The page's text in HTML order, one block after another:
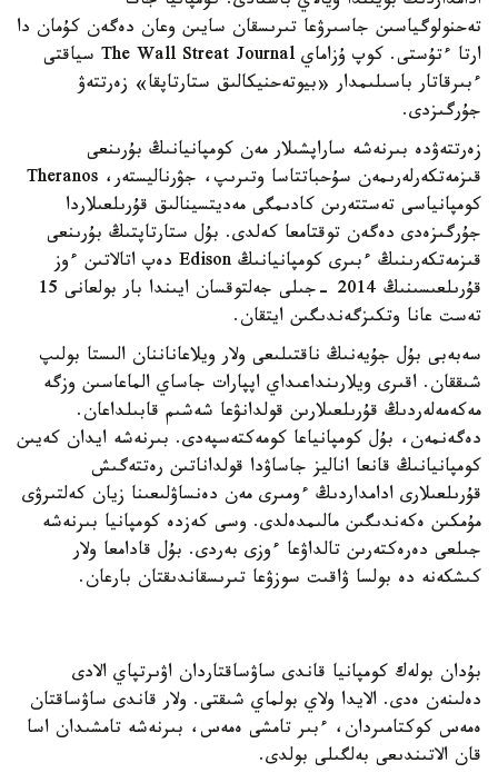
تەحنولوگياسىن جاسىرۋعا تىرىسقان سايىن وعان دەگەن كۇمان دا
ارتا ءتۇستى. كوپ ۇزاماي The Wall Streat Journal سياقتى
ءبىرقاتار باسىلىمدار «بيوتەحنيكالىق ستارتاپقا» زەرتتەۋ
جۇرگىزدى.
زەرتتەۋدە بىرنەشە ساراپشىلار مەن كومپانيانىڭ بۇرىنعى
قىزمەتكەرلەرىمەن سۇحباتتاسا وتىرىپ، جۋرناليستەر، Theranos
كومپانياسى تەستتەرىن كادىمگى مەديتسينالىق قۇرىلعىلاردا
جۇرگىزەدى دەگەن توقتامعا كەلدى. بۇل ستارتاپتىڭ بۇرىنعى
قىزمەتكەرىنىڭ ءبىرى كومپانيانىڭ Edison دەپ اتالاتىن ءوز
قۇرىلعىسىنىڭ 2014 -جىلى جەلتوقسان ايىندا بار بولعانى 15
تەست عانا وتكىزگەندىگىن ايتقان.
سەبەبى بۇل جۇيەنىڭ ناقتىلىعى ولار ويلاعاناننان الىستا بولىپ
شىققان. اقىرى ويلارىنداعىداي اپپارات جاساي الماعاسىن وزگە
مەكەمەلەردىڭ قۇرىلعىلارىن قولدانۋعا شەشىم قابىلداعان.
دەگەنمەن، بۇل كومپانياعا كومەكتەسپەدى. بىرنەشە ايدان كەيىن
كومپانيانىڭ قانعا اناليز جاساۋدا قولداناتىن رەتتەگىش
قۇرىلعىلارى ادامداردىڭ ءومىرى مەن دەنساۋلىعىنا زيان كەلتىرۋى
مۇمكىن ەكەندىگىن مالىمدەلدى. وسى كەزدە كومپانيا بىرنەشە
جىلعى دەرەكتەرىن تالداۋعا ءوزى بەردى. بۇل قادامعا ولار
كىشكەنە دە بولسا ۋاقىت سوزۋعا تىرىسقاندىقتان بارعان.
بۇدان بولەك كومپانيا قاندى ساۋساقتاردان اۋىرتپاي الادى
دەلىنەن ەدى. الايدا ولاي بولماي شىقتى. ولار قاندى ساۋساقتان
ەمەس كوكتامىردان، ءبىر تامشى ەمەس، بىرنەشە تامشىدان اسا
قان الاتىندىعى بەلگىلى بولدى.